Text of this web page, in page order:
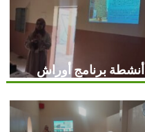
أنشطة برنامج أوراش